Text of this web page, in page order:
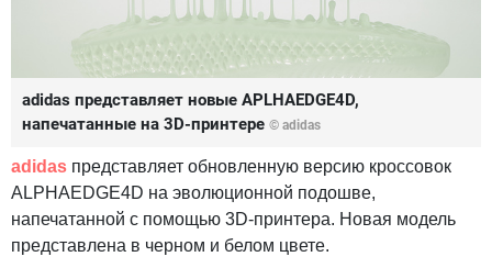
adidas представляет новые APLHAEDGE4D,
напечатанные на 3D-принтере © adidas
adidas представляет обновленную версию кроссовок
ALPHAEDGE4D на эволюционной подошве,
напечатанной с помощью 3D-принтера. Новая модель
представлена в черном и белом цвете.